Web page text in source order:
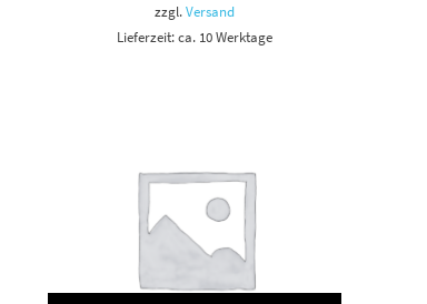
zzgl.Versand
Lieferzeit: ca. 10 Werktage